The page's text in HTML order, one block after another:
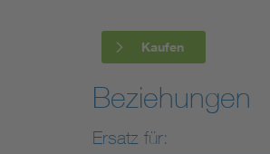
Mobility
Smart Cities
Kaufen
Beziehungen
Ersatz für: